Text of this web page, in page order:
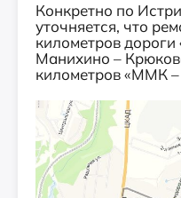
Конкретно по
уточняется, что
километров
Манихино –
километров «ММК